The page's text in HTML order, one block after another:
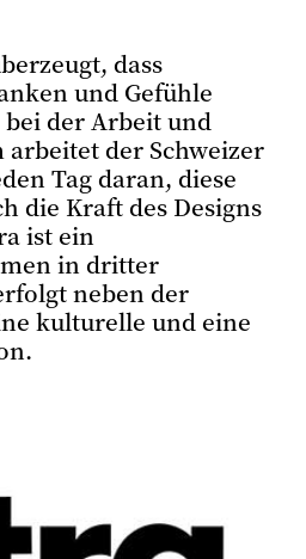
dass
und Gefühle
bei der Arbeit und
der Schweizer
Tag daran, diese
die Kraft des Designs
ist ein
in dritter
neben der
kulturelle und eine